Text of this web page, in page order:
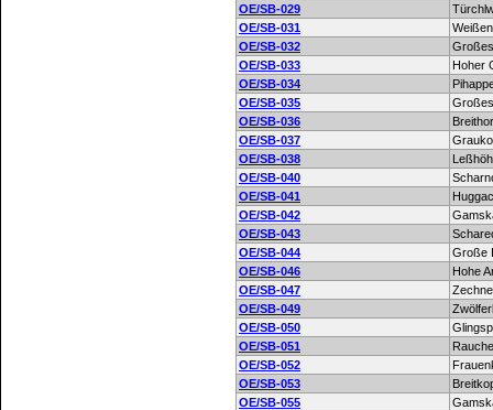
OE/SB-029
OE/SB-031
OE/SB-032
OE/SB-033
Hoher
OE/SB-034
OE/SB-035
OE/SB-036
OE/SB-037
OE/SB-038
OE/SB-040
OE/SB-041
OE/SB-042
OE/SB-043
OE/SB-044
Große
OE/SB-046
Hohe
OE/SB-047
OE/SB-049
OE/SB-050
OE/SB-051
OE/SB-052
OE/SB-053
OE/SB-055